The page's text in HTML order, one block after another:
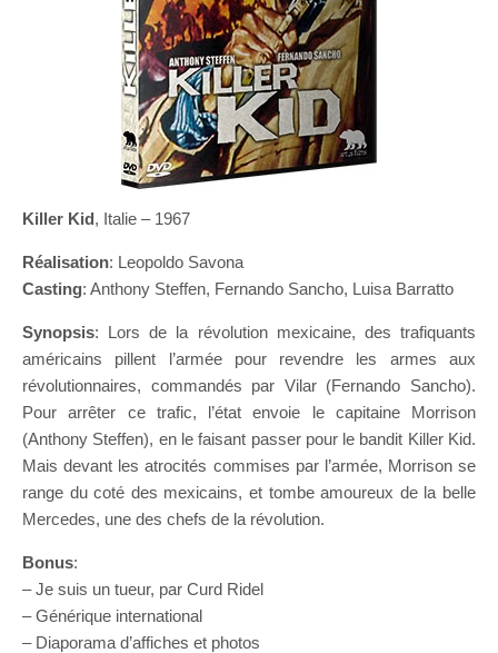
Killer Kid, Italie – 1967
Réalisation: Leopoldo Savona
Casting: Anthony Steffen, Fernando Sancho, Luisa Barratto
Synopsis: Lors de la révolution mexicaine, des trafiquants
américains pillent l’armée pour revendre les armes aux
révolutionnaires, commandés par Vilar (Fernando Sancho).
Pour arrêter ce trafic, l’état envoie le capitaine Morrison
(Anthony Steffen), en le faisant passer pour le bandit Killer Kid.
Mais devant les atrocités commises par l’armée, Morrison se
range du coté des mexicains, et tombe amoureux de la belle
Mercedes, une des chefs de la révolution.
Bonus:
– Je suis un tueur, par Curd Ridel
– Générique international
– Diaporama d’affiches et photos